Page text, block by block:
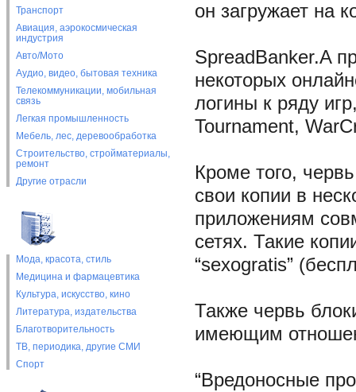
Транспорт
Авиация, аэрокосмическая
индустрия
Авто/Мото
Аудио, видео, бытовая техника
Телекоммуникации, мобильная
связь
Легкая промышленность
Мебель, лес, деревообработка
Строительство, стройматериалы,
ремонт
Другие отрасли
Мода, красота, стиль
Медицина и фармацевтика
Культура, искусство, кино
Литература, издательства
Благотворительность
ТВ, периодика, другие СМИ
Спорт
он загружает на
SpreadBanker.A
некоторых
логины к ряду
Tournament,
Кроме того,
свои копии в
приложениям
сетях. Такие
“sexogratis”
Также червь
имеющим
“Вредоносные